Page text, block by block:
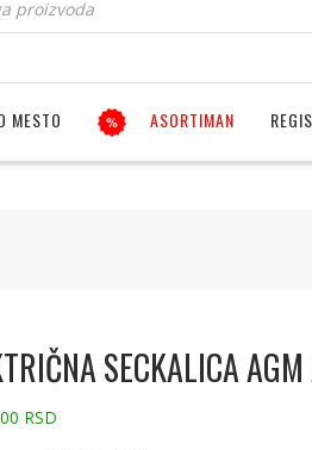
MESTO ASORTIMAN
SECKALICA
RSD